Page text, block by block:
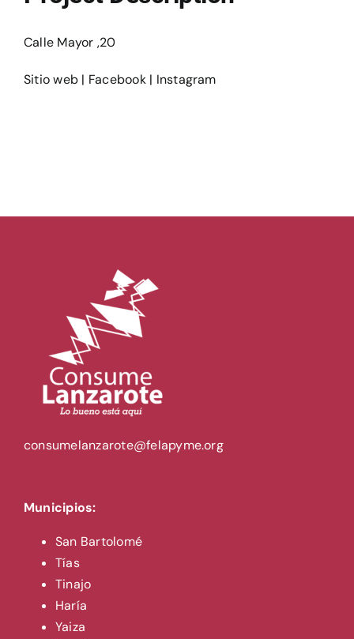
Calle Mayor ,20
Sitio web | Facebook| Instagram
consumelanzarote@felapyme.org
Municipios:
San Bartolomé
Tías
Tinajo
Haría
Yaiza